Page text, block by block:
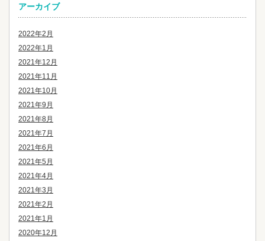
アーカイブ
2022年2月
2022年1月
2021年12月
2021年11月
2021年10月
2021年9月
2021年8月
2021年7月
2021年6月
2021年5月
2021年4月
2021年3月
2021年2月
2021年1月
2020年12月